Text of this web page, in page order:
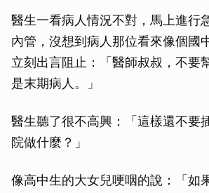
醫生一看病人情況不對，馬上進行
內管，沒想到病人那位看來像個國
立刻出言阻止：「醫師叔叔，不要
是末期病人。」
醫生聽了很不高興：「這樣還不要
院做什麼？」
像高中生的大女兒哽咽的說：「如